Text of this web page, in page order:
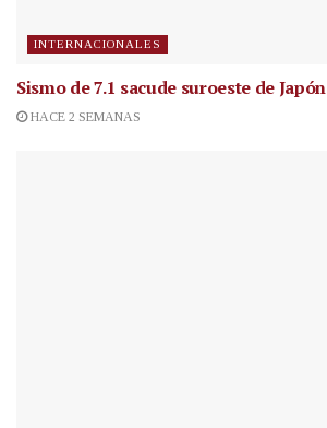
INTERNACIONALES
Sismo de 7.1 sacude suroeste de Japón
HACE 2 SEMANAS